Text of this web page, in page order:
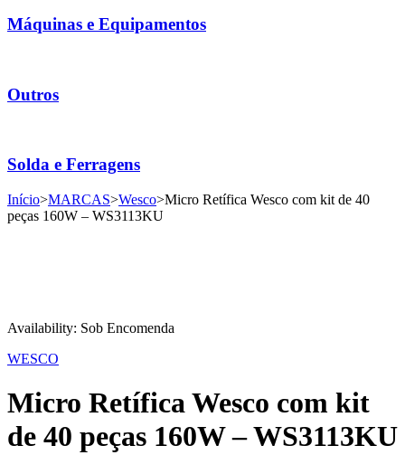
Máquinas e Equipamentos
Outros
Solda e Ferragens
Início>MARCAS>Wesco>Micro Retífica Wesco com kit de 40
peças 160W – WS3113KU
Availability: Sob Encomenda
WESCO
Micro Retífica Wesco com kit
de 40 peças 160W – WS3113KU